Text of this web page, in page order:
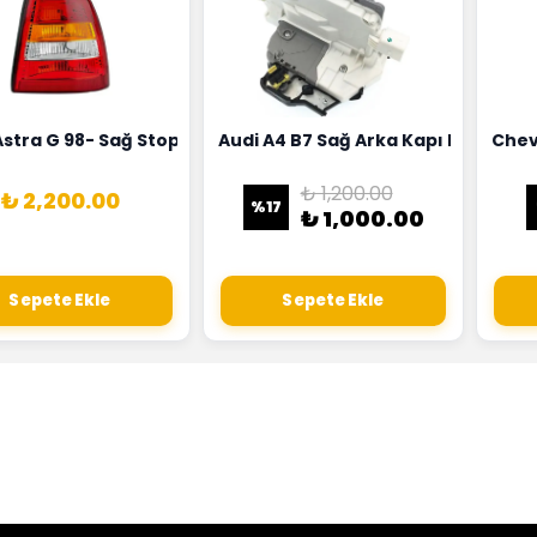
Rapro Marka 96591464
G 98- Sağ Stop Lambası Depo Marka 6223020
₺ 2,200.00
Sepete Ekle
Audi A4 B7 Sağ Arka Kapı Kilit
%17 ₺ 1,200.00
₺ 1,000.00
Sepete Ekle